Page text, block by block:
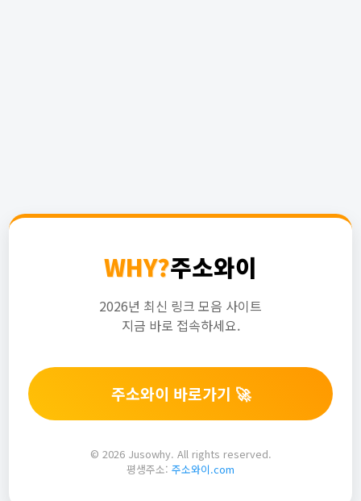
WHY?주소와이
2026년 최신 링크 모음 사이트
지금 바로 접속하세요.
주소와이 바로가기 🚀
© 2026 Jusowhy. All rights reserved.
평생주소: 주소와이.com